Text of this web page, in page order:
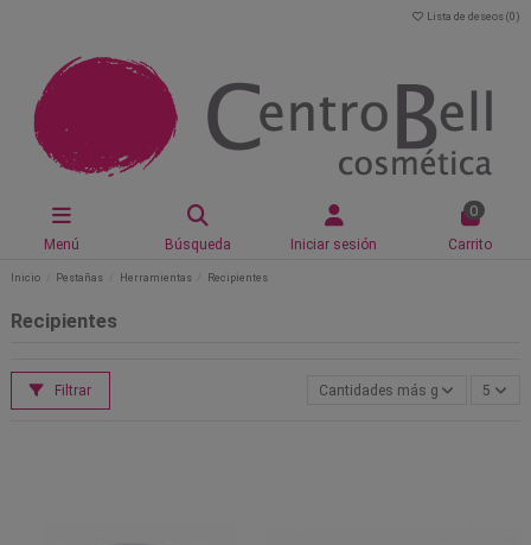
Lista de deseos (0 )
Menú Búsqueda Iniciar sesión
0
Carrito
Inicio Pestañas Herramientas Recipientes
Recipientes
Filtrar Cantidades más grandes5